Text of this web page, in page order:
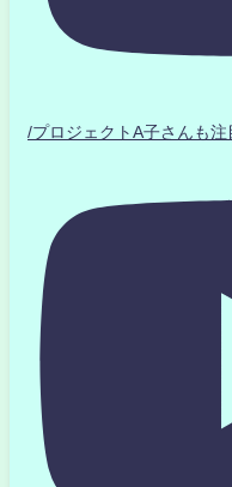
/プロジェクトA子さんも